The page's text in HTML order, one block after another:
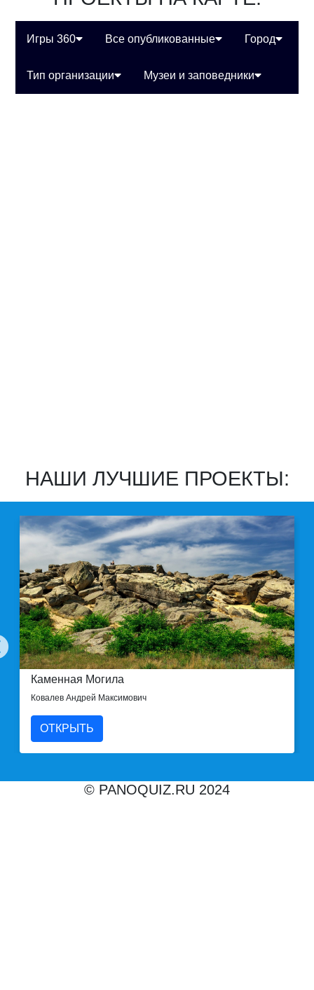
Игры 360 Все опубликованные Город
Тип организации Музеи и заповедники
НАШИ ЛУЧШИЕ ПРОЕКТЫ:
Каменная Могила
Ковалев Андрей Максимович
ОТКРЫТЬ
© PANOQUIZ.RU 2024